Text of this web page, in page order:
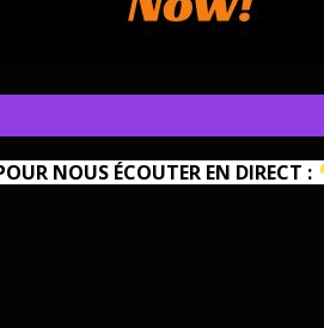
NOUS ÉCOUTER EN DIRECT :